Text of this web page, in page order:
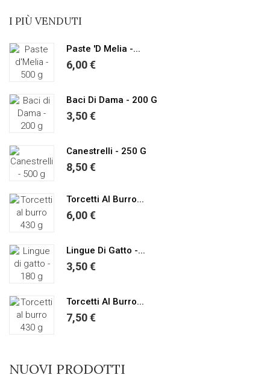
I PIÙ VENDUTI
Paste 'd Melia -...
6,00 €
Baci Di Dama - 200 G
3,50 €
Canestrelli - 250 G
8,50 €
Torcetti Al Burro...
6,00 €
Lingue Di Gatto -...
3,50 €
Torcetti Al Burro...
7,50 €
NUOVI PRODOTTI